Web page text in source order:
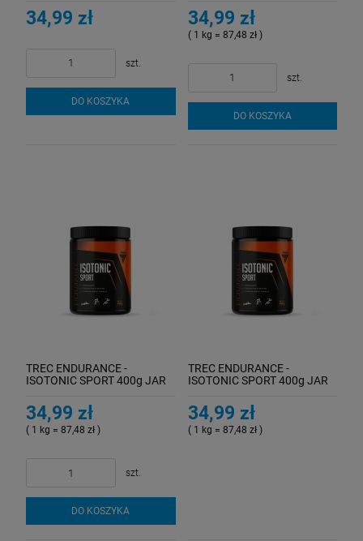
34,99 zł
szt.
DO KOSZYKA
34,99 zł
( 1 kg = 87,48 zł )
szt.
DO KOSZYKA
TREC ENDURANCE -
ISOTONIC SPORT 400g JAR
34,99 zł
( 1 kg = 87,48 zł )
szt.
DO KOSZYKA
TREC ENDURANCE -
ISOTONIC SPORT 400g JAR
34,99 zł
( 1 kg = 87,48 zł )